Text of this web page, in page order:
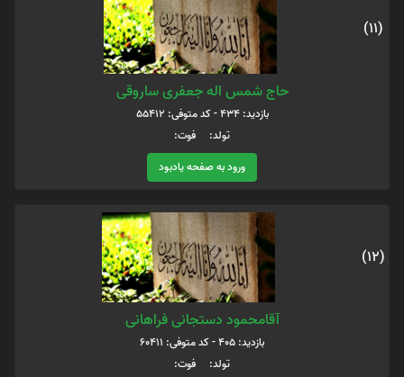
(11)
حاج شمس اله جعفری ساروقی
بازدید: 434 - کد متوفی: 55412
تولد: فوت:
ورود به صفحه یادبود
(12)
آقامحمود دستجانی فراهانی
بازدید: 405 - کد متوفی: 60411
تولد: فوت: